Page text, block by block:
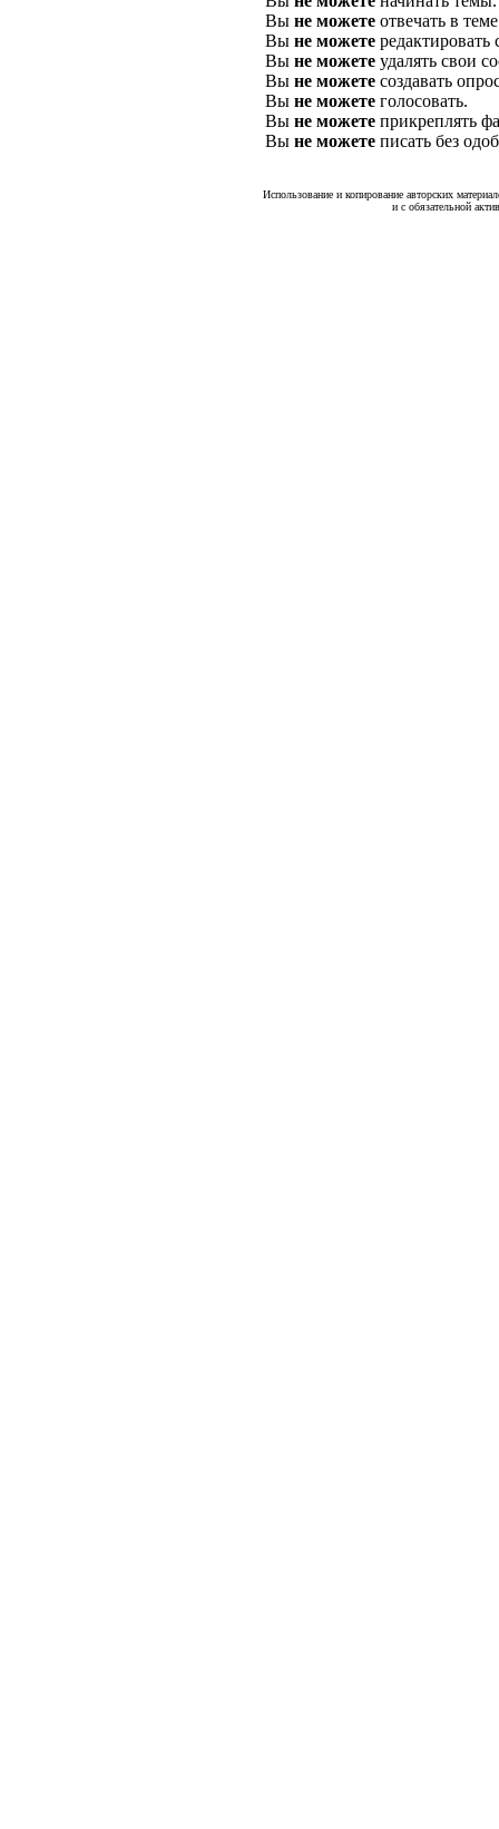
Вы не можете отвечать в
Вы не можете
Вы не можете удалять свои
Вы не можете создавать
Вы не можете голосовать.
Вы не можете прикреплять
Вы не можете писать без
Использование и копирование авторских
и с обязательной